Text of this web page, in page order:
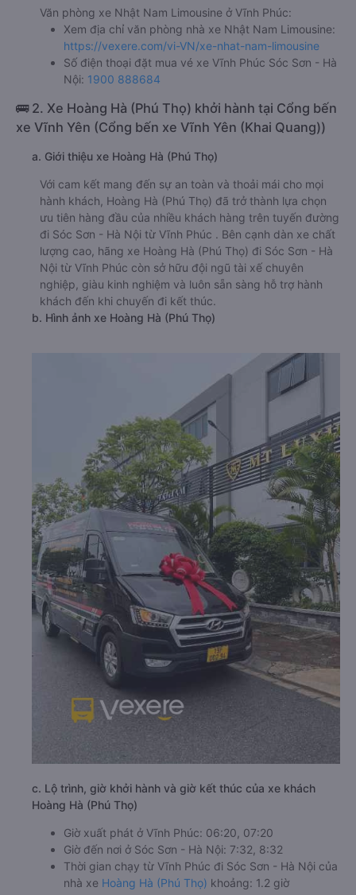
Văn phòng xe Nhật Nam Limousine ở Vĩnh Phúc:
Xem địa chỉ văn phòng nhà xe Nhật Nam Limousine:
https://vexere.com/vi-VN/xe-nhat-nam-limousine
Số điện thoại đặt mua vé xe Vĩnh Phúc Sóc Sơn - Hà
Nội: 1900 888684
🚌 2. Xe Hoàng Hà (Phú Thọ) khởi hành tại Cổng bến
xe Vĩnh Yên (Cổng bến xe Vĩnh Yên (Khai Quang))
a. Giới thiệu xe Hoàng Hà (Phú Thọ)
Với cam kết mang đến sự an toàn và thoải mái cho mọi
hành khách, Hoàng Hà (Phú Thọ) đã trở thành lựa chọn
ưu tiên hàng đầu của nhiều khách hàng trên tuyến đường
đi Sóc Sơn - Hà Nội từ Vĩnh Phúc . Bên cạnh dàn xe chất
lượng cao, hãng xe Hoàng Hà (Phú Thọ) đi Sóc Sơn - Hà
Nội từ Vĩnh Phúc còn sở hữu đội ngũ tài xế chuyên
nghiệp, giàu kinh nghiệm và luôn sẵn sàng hỗ trợ hành
khách đến khi chuyến đi kết thúc.
b. Hình ảnh xe Hoàng Hà (Phú Thọ)
c. Lộ trình, giờ khởi hành và giờ kết thúc của xe khách
Hoàng Hà (Phú Thọ)
Giờ xuất phát ở Vĩnh Phúc: 06:20, 07:20
Giờ đến nơi ở Sóc Sơn - Hà Nội: 7:32, 8:32
Thời gian chạy từ Vĩnh Phúc đi Sóc Sơn - Hà Nội của
nhà xe Hoàng Hà (Phú Thọ) khoảng: 1.2 giờ